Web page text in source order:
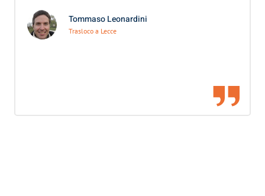
Tommaso Leonardini
Trasloco a Lecce